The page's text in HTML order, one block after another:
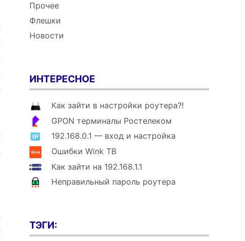
Прочее
Флешки
Новости
ИНТЕРЕСНОЕ
Как зайти в настройки роутера?!
GPON терминалы Ростелеком
192.168.0.1 — вход и настройка
Ошибки Wink ТВ
Как зайти на 192.168.1.1
Неправильный пароль роутера
ТЭГИ: